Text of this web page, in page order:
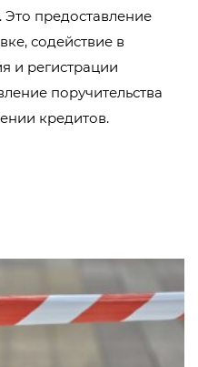
предоставление
содействие в
и регистрации
поручительства
кредитов.